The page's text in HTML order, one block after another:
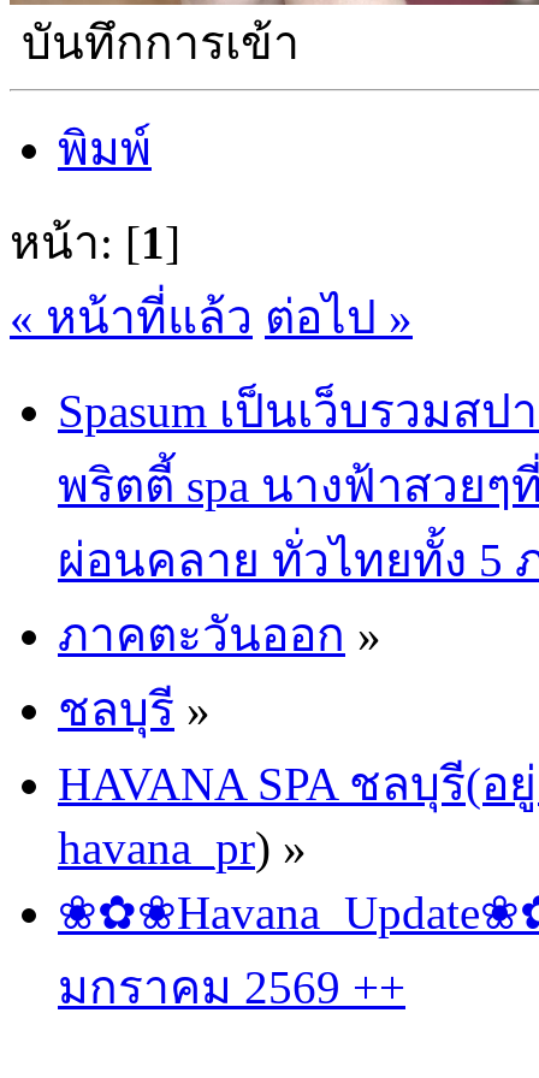
บันทึกการเข้า
พิมพ์
หน้า: [1]
« หน้าที่แล้ว ต่อไป »
Spasum เป็นเว็บรวม
พริตตี้ spa นางฟ้าสวย
ผ่อนคลาย ทั่วไทยทั้ง 5
ภาคตะวันออก »
ชลบุรี »
HAVANA SPA ชลบุรี(
havana_pr) »
มกราคม 2569 ++